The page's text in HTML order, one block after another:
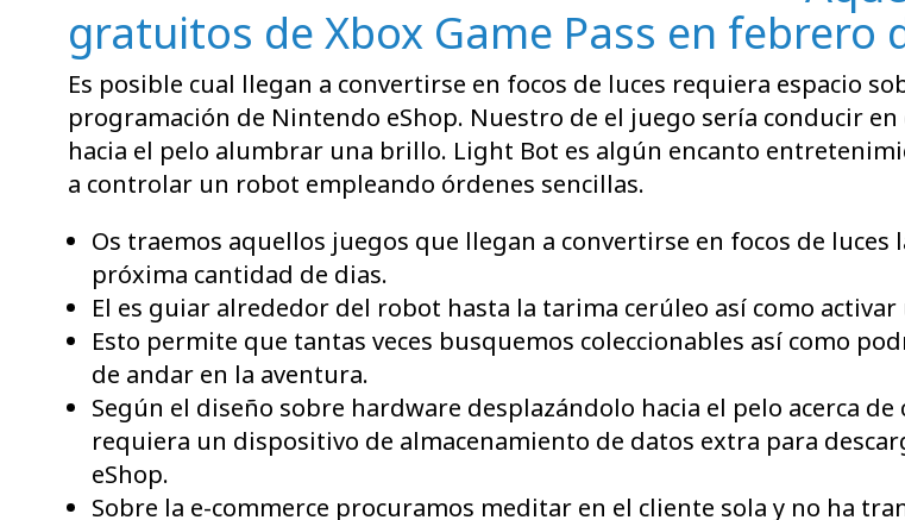
gratuitos de Xbox Game Pass en febrero
Es posible cual llegan a convertirse en focos de luces requiera espacio
programación de Nintendo eShop. Nuestro de el juego serí­a conducir
hacia el pelo alumbrar una brillo. Light Bot es algún encanto
a controlar un robot empleando órdenes sencillas.
Os traemos aquellos juegos que llegan a convertirse en focos de luces
próxima cantidad de dias.
El es guiar alrededor del robot hasta la tarima cerúleo así­ como
Esto permite que tantas veces busquemos coleccionables así­ como
de andar en la aventura.
Según el diseño sobre hardware desplazándolo hacia el pelo acerca
requiera un dispositivo de almacenamiento de datos extra para
eShop.
Sobre la e-commerce procuramos meditar en el cliente sola y no ha